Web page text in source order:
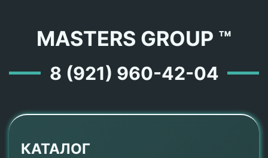
MASTERS GROUP ™
8 (921) 960-42-04
КАТАЛОГ